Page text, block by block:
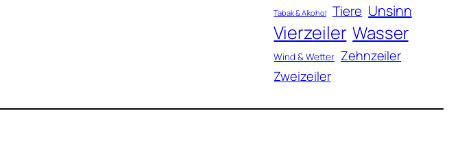
Tabak & Alkohol Tiere Unsinn
Vierzeiler Wasser
Wind & Wetter Zehnzeiler
Zweizeiler